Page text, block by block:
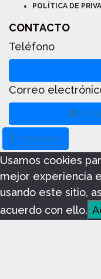
POLÍTICA DE
CONTACTO
Teléfono
Correo
Facebook
Usamos cookies
mejor experiencia
usando este sitio,
acuerdo con ello.